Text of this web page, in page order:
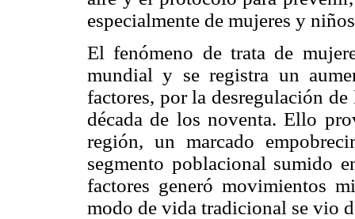
especialmente de mujeres y
El fenómeno de trata de
mundial y se registra un
factores, por la desregulación
década de los noventa. Ello
región, un marcado
segmento poblacional sumido
factores generó movimientos
modo de vida tradicional se vio